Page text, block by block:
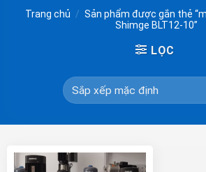
Trang chủ / Sản phẩm được gắn thẻ
Shimge BLT12-10”
LỌC